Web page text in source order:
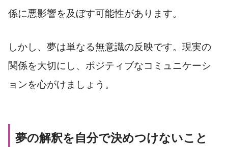
係に悪影響を及ぼす可能性があります。
しかし、夢は単なる無意識の反映です。現実の
関係を大切にし、ポジティブなコミュニケーシ
ョンを心がけましょう。
夢の解釈を自分で決めつけないこと